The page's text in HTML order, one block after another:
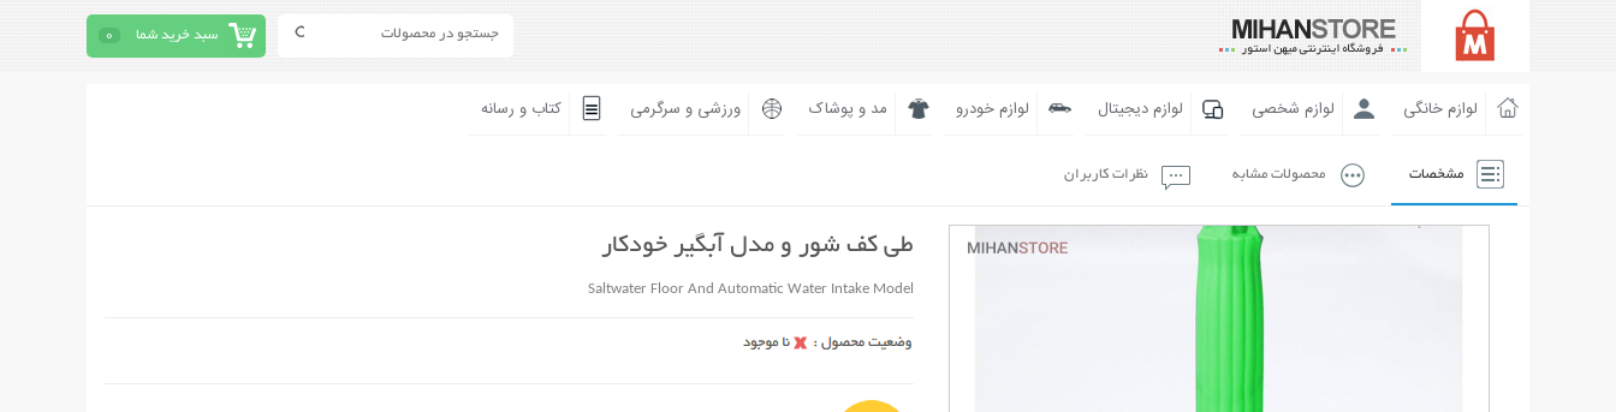
سبد خرید شما 0
لوازم خانگی لوازم شخصی لوازم دیجیتال لوازم خودرو مد و پوشاک ورزشی و سرگرمی کتاب و رسانه
مشخصات محصولات مشابه نظرات کاربران
طی کف شور و مدل آبگیر خودکار
Saltwater Floor And Automatic Water Intake Model